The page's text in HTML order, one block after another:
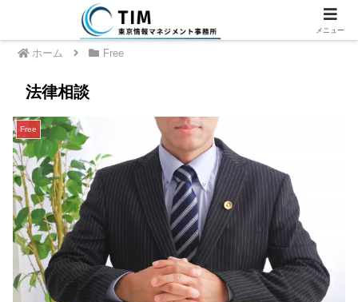
ホーム Free
法律相談
Free
メニュー